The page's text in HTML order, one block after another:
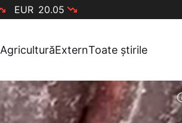
EUR 20.05
AgriculturăExternToate știrile